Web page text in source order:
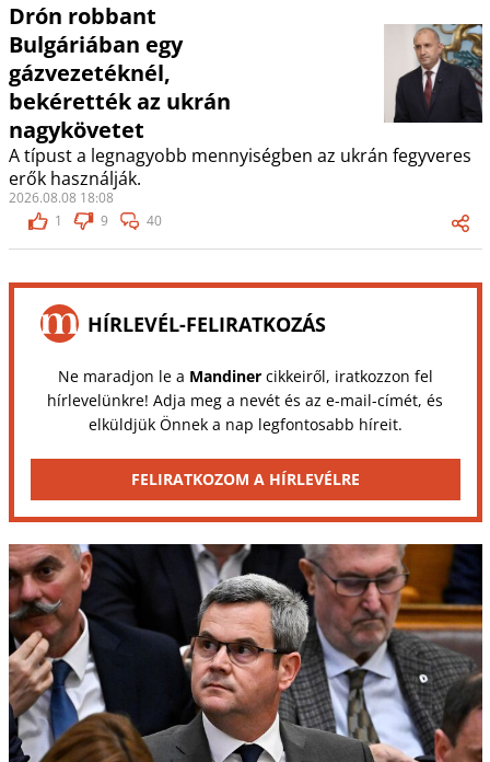
Drón robbant
Bulgáriában egy
gázvezetéknél,
bekérették az ukrán
nagykövetet
A típust a legnagyobb mennyiségben az ukrán fegyveres
erők használják.
2026.08.08 18:08
1
9 40
HÍRLEVÉL-FELIRATKOZÁS
Ne maradjon le a Mandinercikkeiről, iratkozzon fel
hírlevelünkre! Adja meg a nevét és az e-mail-címét, és
elküldjük Önnek a nap legfontosabb híreit.
FELIRATKOZOM A HÍRLEVÉLRE